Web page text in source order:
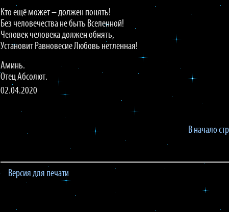
Кто ещё может – должен понять!
Без человечества не быть Вселенной!
Человек человека должен обнять,
Установит Равновесие Любовь нетленная!
Аминь.
Отец Абсолют.
02.04.2020
В начало
Версия для печати